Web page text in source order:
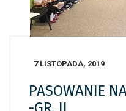
7 LISTOPADA, 2019
PASOWANIE